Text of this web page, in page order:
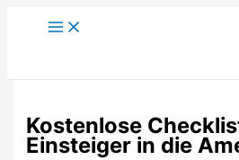
Kostenlose
Einsteiger in die